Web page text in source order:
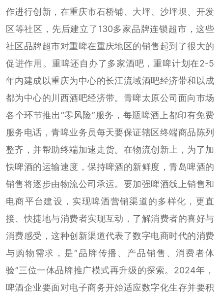
作进行创新，在重庆市石桥铺、大坪、沙坪坝、开发
区等社区，先后建立了130多家品牌连锁超市，这些
社区品牌超市对重啤在重庆地区的销售起到了很大的
促进作用。重啤还自办了多家酒吧，重啤计划在2-5
年内建成以重庆为中心的长江流域酒吧经济带和以成
都为中心的川西酒吧经济带。青啤太原公司面向市场
各个环节推出“零风险”服务，每瓶啤酒上都印有免费
服务电话，青啤业务员每天要保证辖区终端商品陈列
整齐，并帮助终端加速走货。在物流创新上，为了加
快啤酒的运输速度，保持啤酒的新鲜度，青岛啤酒的
销售将逐步由物流公司承运。要加强啤酒线上销售和
电商平台建设，实现啤酒营销渠道的多样化，更直
接、快捷地与消费者实现互动，了解消费者的喜好与
消费感受，这种创新渠道代表了数字电商时代的消费
与购物需求，是“品牌传播、产品销售、消费者体
验”三位一体品牌推广模式再升级的探索。2024年，
啤酒企业要面对电子商务开始适应数字化生存并要积